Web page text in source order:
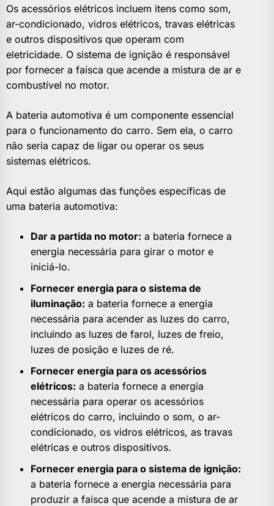
Os acessórios elétricos incluem itens como som,
ar-condicionado, vidros elétricos, travas elétricas
e outros dispositivos que operam com
eletricidade. O sistema de ignição é responsável
por fornecer a faísca que acende a mistura de ar e
combustível no motor.
A bateria automotiva é um componente essencial
para o funcionamento do carro. Sem ela, o carro
não seria capaz de ligar ou operar os seus
sistemas elétricos.
Aqui estão algumas das funções específicas de
uma bateria automotiva:
Dar a partida no motor: a bateria fornece a
energia necessária para girar o motor e
iniciá-lo.
Fornecer energia para o sistema de
iluminação: a bateria fornece a energia
necessária para acender as luzes do carro,
incluindo as luzes de farol, luzes de freio,
luzes de posição e luzes de ré.
Fornecer energia para os acessórios
elétricos: a bateria fornece a energia
necessária para operar os acessórios
elétricos do carro, incluindo o som, o ar-
condicionado, os vidros elétricos, as travas
elétricas e outros dispositivos.
Fornecer energia para o sistema de ignição:
a bateria fornece a energia necessária para
produzir a faísca que acende a mistura de ar